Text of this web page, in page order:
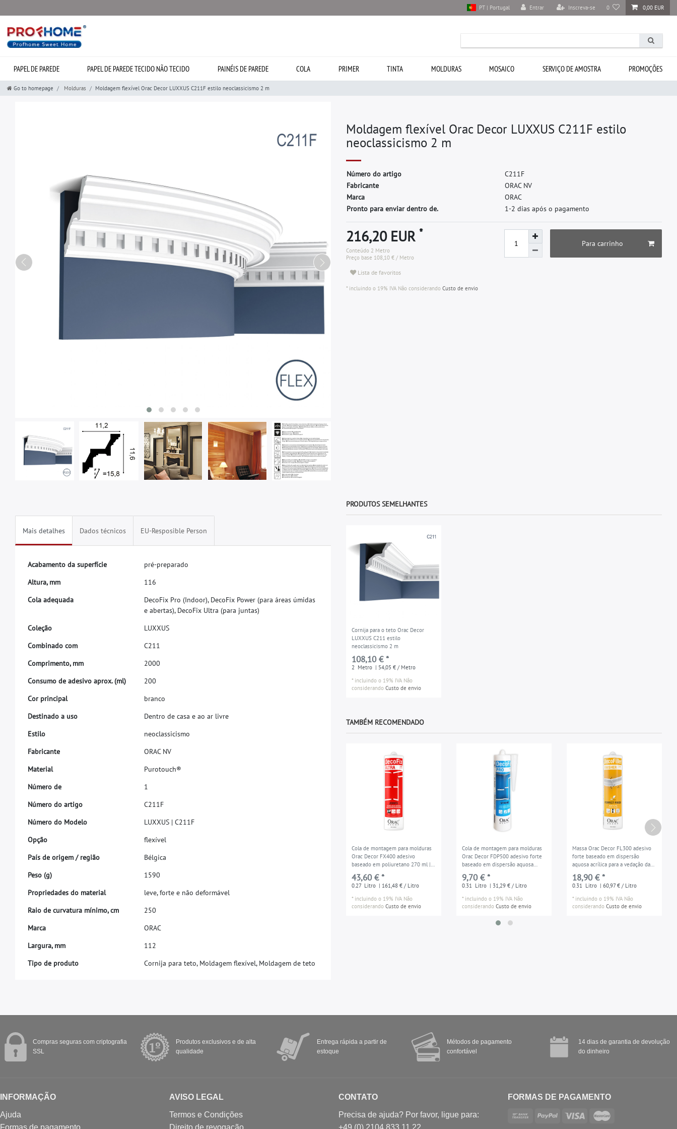
Entrar Inscreva-se 0 0,00 EUR
PT | Portugal
PAPEL DE PAREDE PAPEL DE PAREDE TECIDO NÃO TECIDO PAINÉIS DE PAREDE COLA PRIMER TINTA MOLDURAS MOSAICO SERVIÇO DE AMOSTRA PROMOÇÕES
Go to homepage Molduras Moldagem flexível Orac Decor LUXXUS C211F estilo neoclassicismo 2 m
Moldagem flexível Orac Decor LUXXUS C211F estilo
neoclassicismo 2 m
Número do artigo C211F
Fabricante ORAC NV
Marca ORAC
Pronto para enviar dentro de.
1-2 dias após o pagamento
216,20 EUR *
Conteúdo 2 Metro
Preço base 108,10 € / Metro
Para carrinho
Lista de favoritos
* incluindo o 19% IVA Não considerando Custo de envio
Mais detalhes Dados técnicos EU-Resposible Person
Acabamento da superfície pré-preparado
Altura, mm 116
Cola adequada DecoFix Pro (Indoor), DecoFix Power (para áreas úmidas
e abertas), DecoFix Ultra (para juntas)
Coleção LUXXUS
Combinado com C211
Comprimento, mm 2000
Consumo de adesivo aprox. (ml) 200
Cor principal branco
Destinado a uso Dentro de casa e ao ar livre
Estilo neoclassicismo
Fabricante ORAC NV
Material Purotouch®
Número de
1
Número do artigo C211F
Número do Modelo LUXXUS | C211F
Opção fexível
País de origem / região Bélgica
Peso (g) 1590
Propriedades do material leve, forte e não deformável
Raio de curvatura mínimo, cm 250
Marca ORAC
Largura, mm 112
Tipo de produto
Cornija para teto, Moldagem flexível, Moldagem de teto
PRODUTOS SEMELHANTES
Cornija para o teto Orac Decor
LUXXUS C211 estilo
neoclassicismo 2 m
108,10 € *
2 Metro | 54,05 € / Metro
* incluindo o 19% IVA Não
considerandoCusto de envio
TAMBÉM RECOMENDADO
Cola de montagem para molduras
Orac Decor FX400 adesivo
baseado em poliuretano 270 ml | é
suficiente para min. 80 m
43,60 € *
0.27 Litro | 161,48 € / Litro
* incluindo o 19% IVA Não
considerandoCusto de envio
Cola de montagem para molduras
Orac Decor FDP500 adesivo forte
baseado em dispersão aquosa
acrílica 310 ml | é suficiente para
cerca de 7 - 8 m
9,70 € *
0.31 Litro | 31,29 € / Litro
* incluindo o 19% IVA Não
considerandoCusto de envio
Massa Orac Decor FL300 adesivo
forte baseado em dispersão
aquosa acrílica para a vedação das
juntas e como massa de reparos
branco 310 ml
18,90 € *
0.31 Litro | 60,97 € / Litro
* incluindo o 19% IVA Não
considerandoCusto de envio
Compras seguras com criptografia
SSL
Produtos exclusivos e de alta
qualidade
Entrega rápida a partir de
estoque
Métodos de pagamento
confortável
14 dias de garantia de devolução
do dinheiro
INFORMAÇÃO
Ajuda
AVISO LEGAL
Termos e Condições
CONTATO
Precisa de ajuda? Por favor, ligue para:
FORMAS DE PAGAMENTO